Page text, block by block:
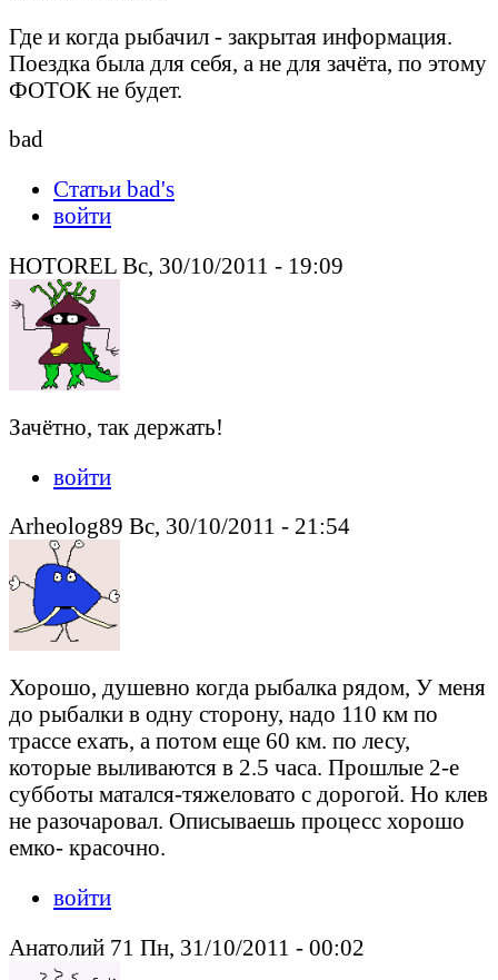
Где и когда рыбачил - закрытая информация.
Поездка была для себя, а не для зачёта, по этому
ФОТОК не будет.
bad
Статьи bad's
войти
HOTOREL Вс, 30/10/2011 - 19:09
Зачётно, так держать!
войти
Arheolog89 Вс, 30/10/2011 - 21:54
Хорошо, душевно когда рыбалка рядом, У меня
до рыбалки в одну сторону, надо 110 км по
трассе ехать, а потом еще 60 км. по лесу,
которые выливаются в 2.5 часа. Прошлые 2-е
субботы матался-тяжеловато с дорогой. Но клев
не разочаровал. Описываешь процесс хорошо
емко- красочно.
войти
Анатолий 71 Пн, 31/10/2011 - 00:02